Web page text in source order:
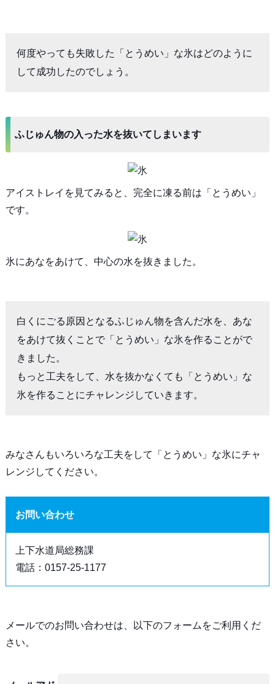
何度やっても失敗した「とうめい」な氷はどのように
して成功したのでしょう。
ふじゅん物の入った水を抜いてしまいます
アイストレイを見てみると、完全に凍る前は「とうめい」
です。
氷にあなをあけて、中心の水を抜きました。
白くにごる原因となるふじゅん物を含んだ水を、あな
をあけて抜くことで「とうめい」な氷を作ることがで
きました。
もっと工夫をして、水を抜かなくても「とうめい」な
氷を作ることにチャレンジしていきます。
みなさんもいろいろな工夫をして「とうめい」な氷にチャ
レンジしてください。
お問い合わせ
上下水道局総務課
電話：0157-25-1177
メールでのお問い合わせは、以下のフォームをご利用くだ
さい。